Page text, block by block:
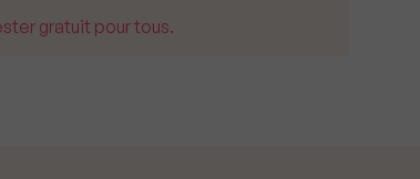
gratuit pour tous.